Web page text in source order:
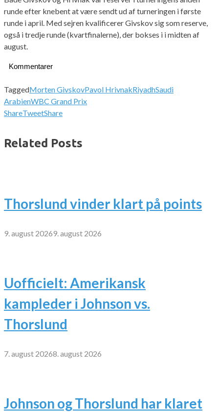
runde efter knebent at være sendt ud af turneringen i første
runde i april. Med sejren kvalificerer Givskov sig som reserve,
også i tredje runde (kvartfinalerne), der bokses i i midten af
august.
Kommentarer
TaggedMorten GivskovPavol HrivnakRiyadhSaudi
ArabienWBC Grand Prix
ShareTweetShare
Related Posts
Thorslund vinder klart på points
9. august 20269. august 2026
Uofficielt: Amerikansk
kampleder i Johnson vs.
Thorslund
7. august 20268. august 2026
Johnson og Thorslund har klaret